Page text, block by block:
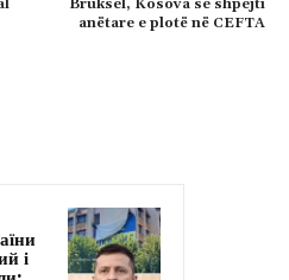
Bruksel, Kosova se shpejti
anëtare e plotë në CEFTA
і